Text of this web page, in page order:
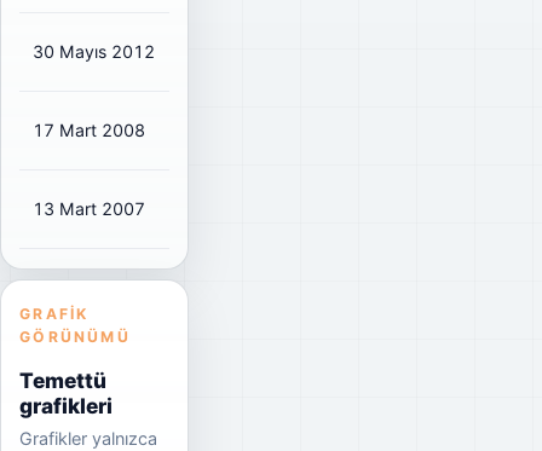
30 Mayıs 2012
17 Mart 2008
13 Mart 2007
GRAFIK
GÖRÜNÜMÜ
Temettü
grafikleri
Grafikler yalnızca